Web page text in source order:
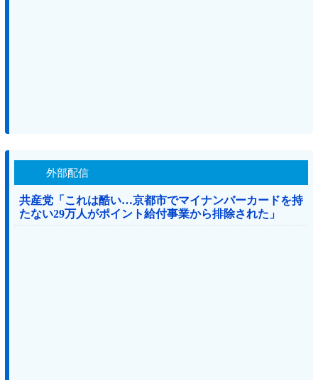
外部配信
共産党「これは酷い…京都市でマイナンバーカードを持
たない29万人がポイント給付事業から排除された」